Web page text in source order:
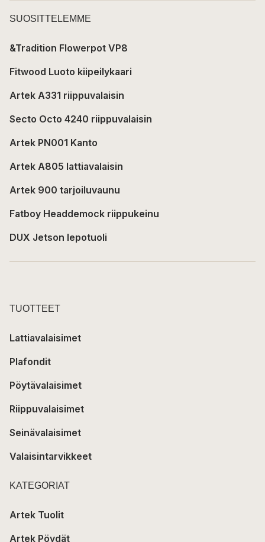
SUOSITTELEMME
&Tradition Flowerpot VP8
Fitwood Luoto kiipeilykaari
Artek A331 riippuvalaisin
Secto Octo 4240 riippuvalaisin
Artek PN001 Kanto
Artek A805 lattiavalaisin
Artek 900 tarjoiluvaunu
Fatboy Headdemock riippukeinu
DUX Jetson lepotuoli
TUOTTEET
Lattiavalaisimet
Plafondit
Pöytävalaisimet
Riippuvalaisimet
Seinävalaisimet
Valaisintarvikkeet
KATEGORIAT
Artek Tuolit
Artek Pöydät